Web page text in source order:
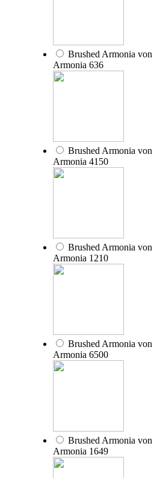
Brushed Armonia
Armonia 636
Brushed Armonia
Armonia 4150
Brushed Armonia
Armonia 1210
Brushed Armonia
Armonia 6500
Brushed Armonia
Armonia 1649